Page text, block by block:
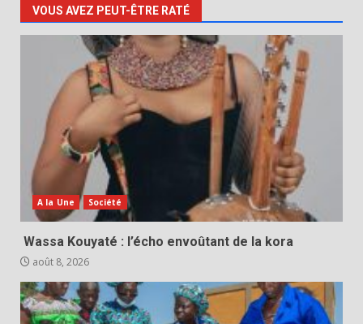
VOUS AVEZ PEUT-ÊTRE RATÉ
A la Une Société
Wassa Kouyaté : l’écho envoûtant de la kora
août 8, 2026